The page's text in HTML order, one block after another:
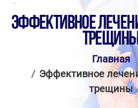
ЭФФЕКТИВНОЕ
Главная
Эффективное
трещины